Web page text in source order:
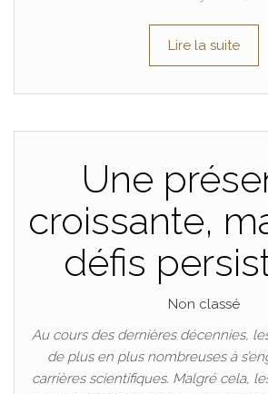
Lire la suite
Une
croissante,
défis
Non classé
Au cours des dernières décennies,
de plus en plus nombreuses à
carrières scientifiques. Malgré cela,